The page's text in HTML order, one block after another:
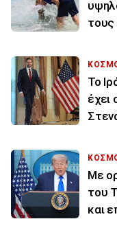
τους
To
έχει
Με
του
και